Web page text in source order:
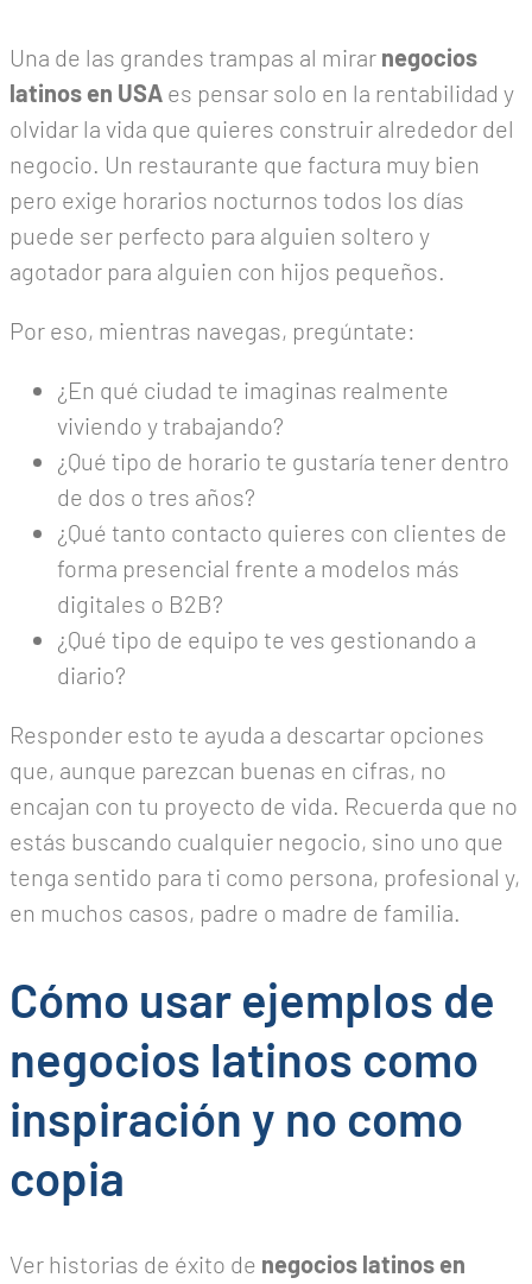
Una de las grandes trampas al mirar negocios
latinos en USA es pensar solo en la rentabilidad y
olvidar la vida que quieres construir alrededor del
negocio. Un restaurante que factura muy bien
pero exige horarios nocturnos todos los días
puede ser perfecto para alguien soltero y
agotador para alguien con hijos pequeños.
Por eso, mientras navegas, pregúntate:
¿En qué ciudad te imaginas realmente
viviendo y trabajando?
¿Qué tipo de horario te gustaría tener dentro
de dos o tres años?
¿Qué tanto contacto quieres con clientes de
forma presencial frente a modelos más
digitales o B2B?
¿Qué tipo de equipo te ves gestionando a
diario?
Responder esto te ayuda a descartar opciones
que, aunque parezcan buenas en cifras, no
encajan con tu proyecto de vida. Recuerda que no
estás buscando cualquier negocio, sino uno que
tenga sentido para ti como persona, profesional y,
en muchos casos, padre o madre de familia.
Cómo usar ejemplos de
negocios latinos como
inspiración y no como
copia
Ver historias de éxito de negocios latinos en